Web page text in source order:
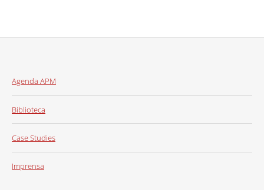
Agenda APM
Biblioteca
Case Studies
Imprensa